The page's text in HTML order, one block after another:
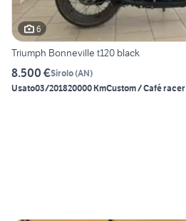
6
Triumph Bonneville t120 black
8.500 €Sirolo(AN)
Usato03/201820000 KmCustom / Café racer